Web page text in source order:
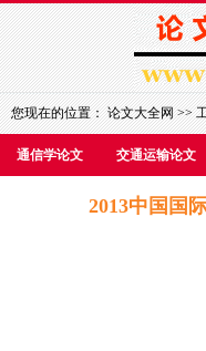
您现在的位置：论文大全网>>
通信学论文 交通运输论文
2013中国国